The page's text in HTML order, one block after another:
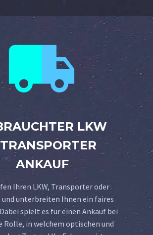


LKW
ANKAUF
Ihren LKW, Transporter oder
und unterbreiten Ihnen ein faires
spielt es für einen Ankauf bei
Rolle, in welchem optischen und